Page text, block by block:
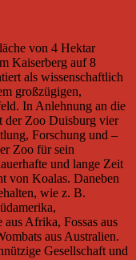
von 4 Hektar
Kaiserberg auf 8
als wissenschaftlich
großzügigen,
In Anlehnung an die
der Zoo Duisburg vier
Forschung und –
Zoo für sein
und lange Zeit
von Koalas. Daneben
wie z. B.
Afrika, Fossas aus
aus Australien.
Gesellschaft und